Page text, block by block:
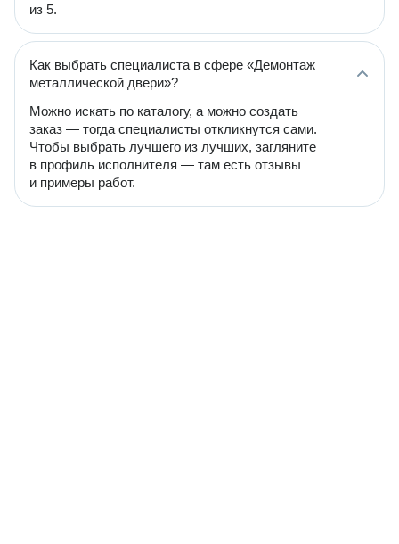
из 5.
Как выбрать специалиста в сфере «Демонтаж
металлической двери»?
Можно искать по каталогу, а можно создать
заказ — тогда специалисты откликнутся сами.
Чтобы выбрать лучшего из лучших, загляните
в профиль исполнителя — там есть отзывы
и примеры работ.